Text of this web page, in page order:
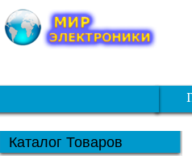
Каталог Товаров